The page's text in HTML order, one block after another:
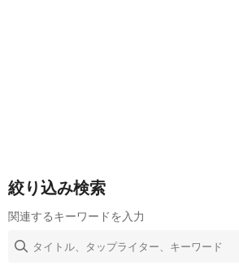
絞り込み検索
関連するキーワードを入力